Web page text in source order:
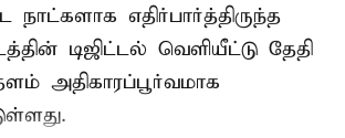
எதிர்பார்த்திருந்த
டிஜிட்டல் வெளியீட்டு தேதி
அதிகாரப்பூர்வமாக